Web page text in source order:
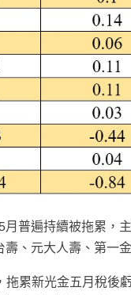
普遍持續被拖累，
、元大人壽、第一
累新光金五月稅後